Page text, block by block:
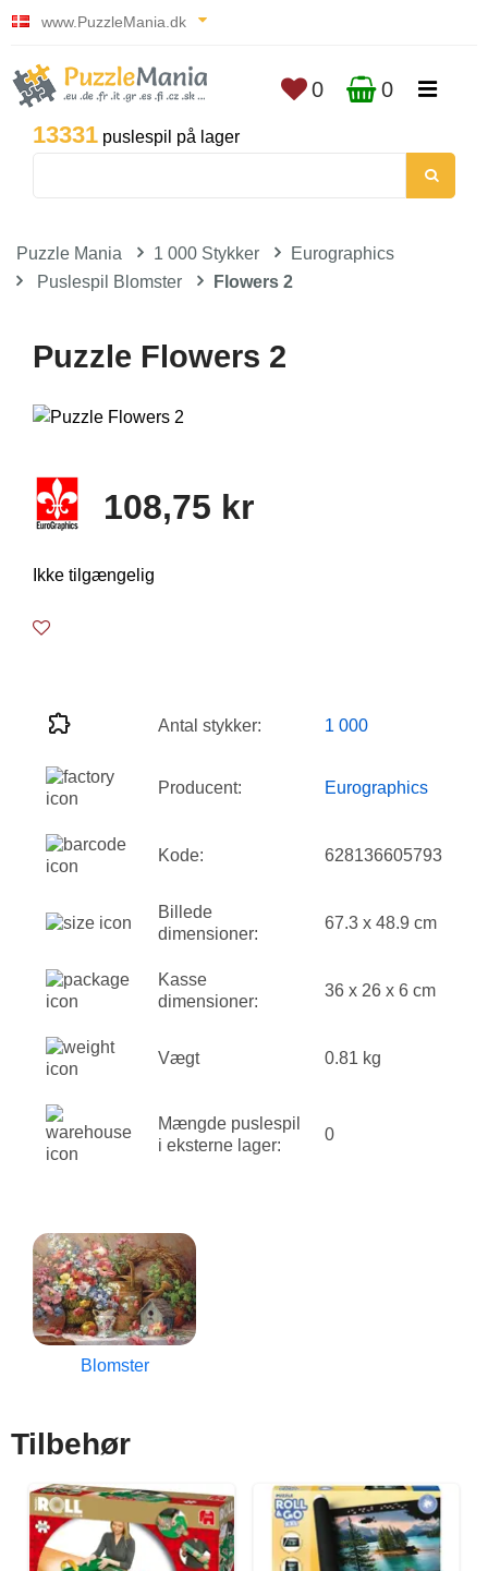
www.PuzzleMania.dk
13331 puslespil på lager
0 0
Puzzle Mania 1 000 Stykker
Eurographics
Puslespil Blomster
Flowers 2
Puzzle Flowers 2
108,75 kr
Ikke tilgængelig
Antal stykker: 1 000
Producent: Eurographics
Kode: 628136605793
Billede
dimensioner:
67.3 x 48.9 cm
Kasse
dimensioner:
36 x 26 x 6 cm
Vægt 0.81 kg
Mængde puslespil
i eksterne lager:
0
Blomster
Tilbehør